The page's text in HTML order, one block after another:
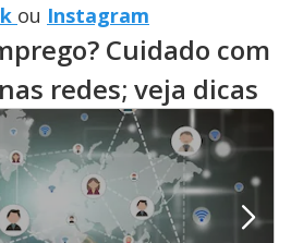
ou Instagram
Cuidado com
redes; veja dicas